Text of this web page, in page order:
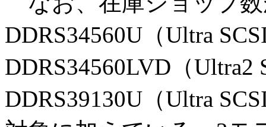
DDRS34560U（Ultra
DDRS34560LVD（Ultra2
DDRS39130U（Ultra